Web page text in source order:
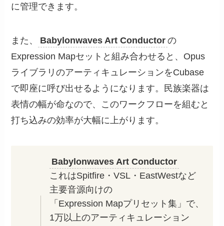
に管理できます。
また、 Babylonwaves Art Conductor の
Expression Mapセットと組み合わせると、Opus
ライブラリのアーティキュレーションをCubase
で即座に呼び出せるようになります。民族楽器は
表情の幅が命なので、このワークフローを組むと
打ち込みの効率が大幅に上がります。
Babylonwaves Art Conductor
これはSpitfire・VSL・EastWestなど
主要音源向けの
「Expression Mapプリセット集」で、
1万以上のアーティキュレーション